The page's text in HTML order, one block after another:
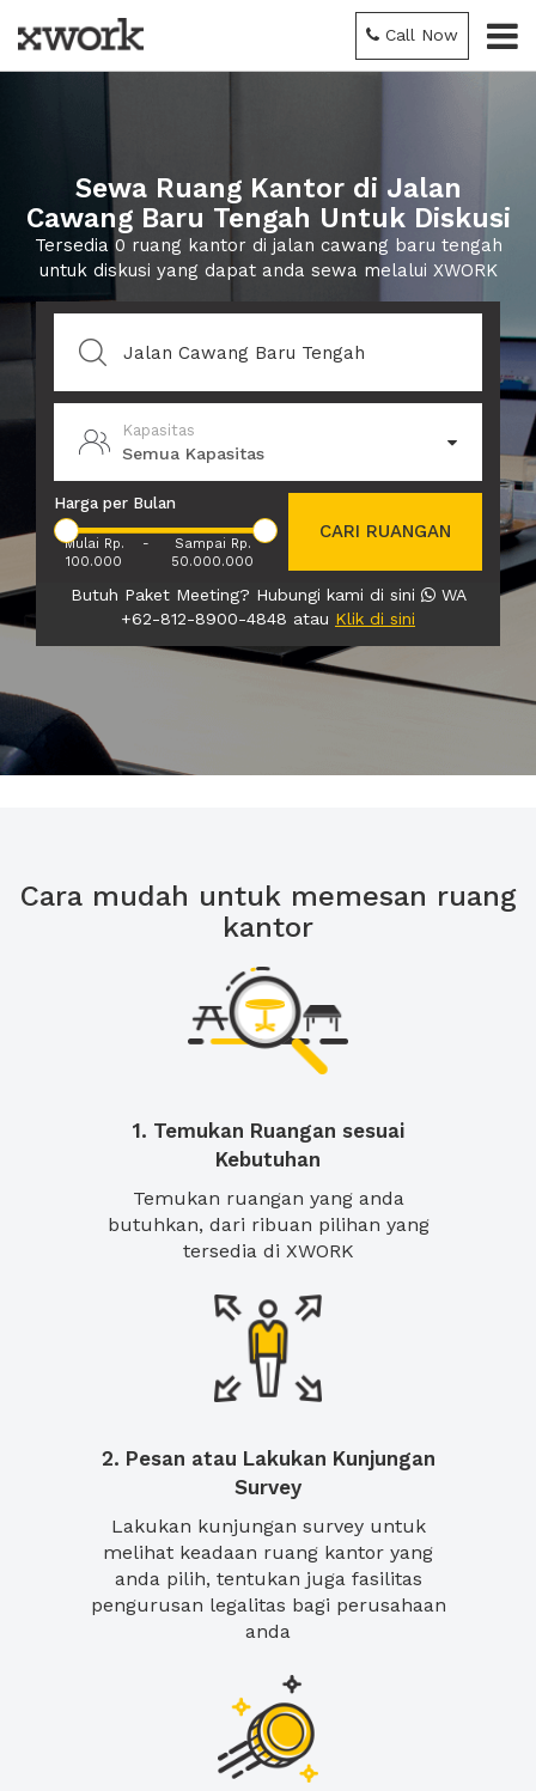
Call Now
Sewa Ruang Kantor di Jalan
Cawang Baru Tengah Untuk Diskusi
Tersedia 0 ruang kantor di jalan cawang baru tengah
untuk diskusi yang dapat anda sewa melalui XWORK
Kapasitas
Semua Kapasitas
Harga per Bulan
Mulai Rp.
100.000
-
Sampai Rp.
50.000.000
CARI RUANGAN
Butuh Paket Meeting? Hubungi kami di sini
WA
+62-812-8900-4848 atau Klik di sini
Cara mudah untuk memesan ruang
kantor
1. Temukan Ruangan sesuai
Kebutuhan
Temukan ruangan yang anda
butuhkan, dari ribuan pilihan yang
tersedia di XWORK
2. Pesan atau Lakukan Kunjungan
Survey
Lakukan kunjungan survey untuk
melihat keadaan ruang kantor yang
anda pilih, tentukan juga fasilitas
pengurusan legalitas bagi perusahaan
anda